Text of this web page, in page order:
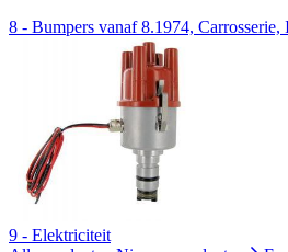
8 - Bumpers vanaf 8.1974, Carrosserie,
9 - Elektriciteit